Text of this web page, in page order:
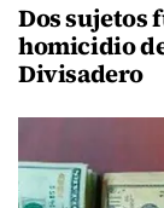
Dos sujetos
homicidio
Divisadero